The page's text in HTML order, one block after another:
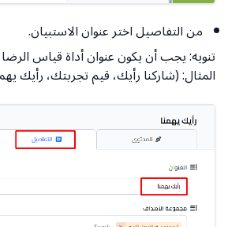
من التفاصيل اختر عنوان الاستبيان.
تنويه: يجب أن يكون عنوان أداة قياس
المثال: (شاركنا رأيك، قيم تجربتك، رأيك